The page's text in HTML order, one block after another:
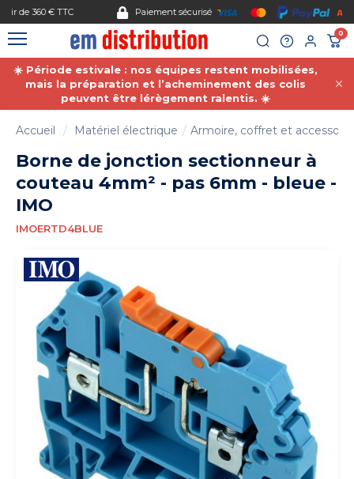
Paiement sécurisé
0
☀️ Période estivale : nos équipes restent mobilisées,
mais la préparation et l’acheminement des colis
peuvent être lérègement ralentis. ☀️
Accueil Matériel électrique Armoire, coffret et
Borne de jonction sectionneur à
couteau 4mm² - pas 6mm - bleue -
IMO
IMOERTD4BLUE
Gestion des cookies